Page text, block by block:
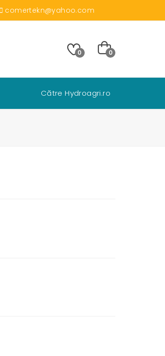
comertekn@yahoo.com
0 0
Către Hydroagri.ro